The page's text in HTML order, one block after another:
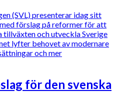
(SVL) presenterar idag sitt
förslag på reformer för att
och utveckla Sverige
lyfter behovet av modernare
och mer
för den svenska